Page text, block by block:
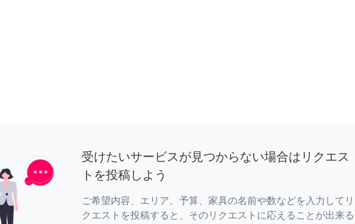
受けたいサービスが見つからない場合はリクエス
トを投稿しよう
ご希望内容、エリア、予算、家具の名前や数などを入力してリ
クエストを投稿すると、そのリクエストに応えることが出来る